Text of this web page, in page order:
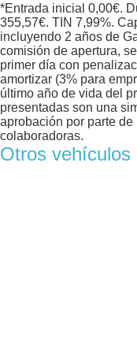
*Entrada inicial 0,00€.
355,57€. TIN 7,99%.
incluyendo 2 años de
comisión de apertura,
primer día con
amortizar (3% para
último año de vida del
presentadas son una
aprobación por parte
colaboradoras.
Otros